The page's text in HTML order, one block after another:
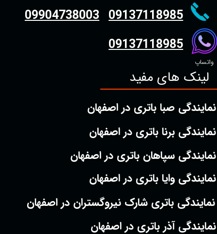
واتساپ
09904738003 09137118985
09137118985
لینک های مفید
نمایندگی صبا باتری در اصفهان
نمایندگی برنا باتری در اصفهان
نمایندگی سپاهان باتری در اصفهان
نمایندگی وایا باتری در اصفهان
نمایندگی آذر باتری در اصفهان
نمایندگی باتری شارک نیروگستران در اصفهان